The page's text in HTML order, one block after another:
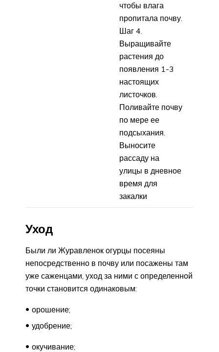
чтобы влага
пропитала почву.
Шаг 4.
Выращивайте
растения до
появления 1-3
настоящих
листочков.
Поливайте почву
по мере ее
подсыхания.
Выносите
рассаду на
улицы в дневное
время для
закалки
Уход
Были ли Журавленок огурцы посеяны
непосредственно в почву или посажены там
уже саженцами, уход за ними с определенной
точки становится одинаковым:
орошение;
удобрение;
окучивание;